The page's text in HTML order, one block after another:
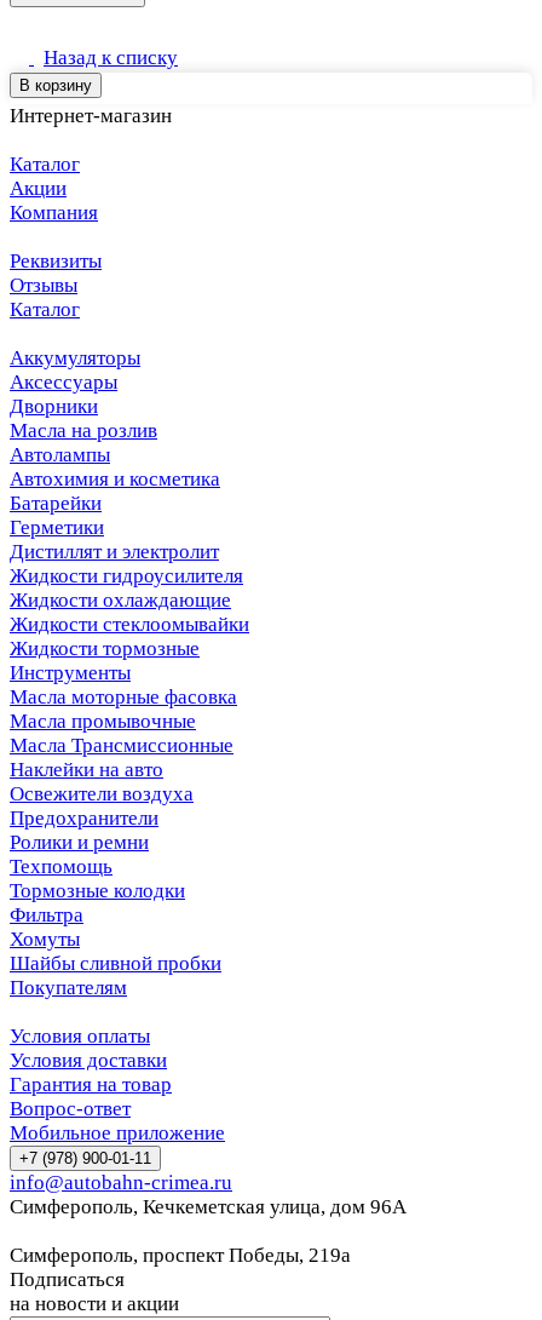
Назад к списку
В корзину
Интернет-магазин
Каталог
Акции
Компания
Реквизиты
Отзывы
Каталог
Аккумуляторы
Аксессуары
Дворники
Масла на розлив
Автолампы
Автохимия и косметика
Батарейки
Герметики
Дистиллят и электролит
Жидкости гидроусилителя
Жидкости охлаждающие
Жидкости стеклоомывайки
Жидкости тормозные
Инструменты
Масла моторные фасовка
Масла промывочные
Масла Трансмиссионные
Наклейки на авто
Освежители воздуха
Предохранители
Ролики и ремни
Техпомощь
Тормозные колодки
Фильтра
Хомуты
Шайбы сливной пробки
Покупателям
Условия оплаты
Условия доставки
Гарантия на товар
Вопрос-ответ
Мобильное приложение
+7 (978) 900-01-11
info@autobahn-crimea.ru
Симферополь, Кечкеметская улица, дом 96А
Симферополь, проспект Победы, 219а
Подписаться
на новости и акции